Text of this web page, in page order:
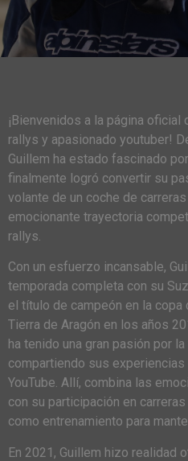
¡Bienvenidos a la página oficial
rallys y apasionado youtuber!
Guillem ha estado fascinado
finalmente logró convertir su
volante de un coche de
emocionante trayectoria
rallys.
Con un esfuerzo incansable,
temporada completa con su
el título de campeón en la
Tierra de Aragón en los años
ha tenido una gran pasión por
compartiendo sus
YouTube. Allí, combina las
con su participación en
como entrenamiento para
En 2021, Guillem hizo realidad